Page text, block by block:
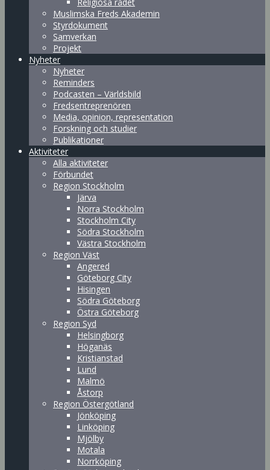
Muslimska Freds Akademin
Styrdokument
Samverkan
Projekt
Nyheter
Nyheter
Reminders
Podcasten – Världsbild
Fredsentreprenören
Media, opinion, representation
Forskning och studier
Publikationer
Aktiviteter
Alla aktiviteter
Förbundet
Region Stockholm
Järva
Norra Stockholm
Stockholm City
Södra Stockholm
Västra Stockholm
Region Väst
Angered
Göteborg City
Hisingen
Södra Göteborg
Östra Göteborg
Region Syd
Helsingborg
Höganäs
Kristianstad
Lund
Malmö
Åstorp
Region Östergötland
Jönköping
Linköping
Mjölby
Motala
Norrköping